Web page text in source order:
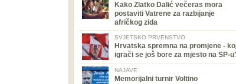
Kako Zlatko Dalić večeras mora
postaviti Vatrene za razbijanje
afričkog zida
SVJETSKO PRVENSTVO
Hrvatska spremna na promjene -
igrači se još bore za mjesto na SP-
NAJAVE
Memorijalni turnir Voltino